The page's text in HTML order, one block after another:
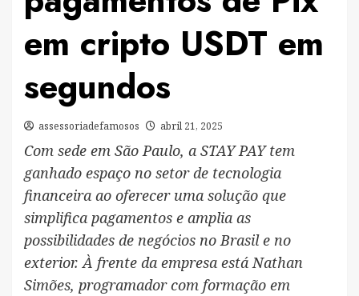
em cripto USDT em
segundos
assessoriadefamosos abril 21, 2025
Com sede em São Paulo, a STAY PAY tem
ganhado espaço no setor de tecnologia
financeira ao oferecer uma solução que
simplifica pagamentos e amplia as
possibilidades de negócios no Brasil e no
exterior. À frente da empresa está Nathan
Simões, programador com formação em